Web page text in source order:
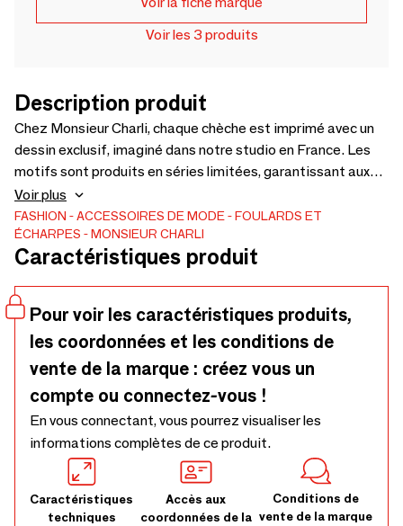
Voir les 3 produits
Description produit
Chez Monsieur Charli, chaque chèche est imprimé avec un
dessin exclusif, imaginé dans notre studio en France. Les
motifs sont produits en séries limitées, garantissant aux
concept stores une offre unique et renouvelée, parfaite
pour séduire une clientèle en quête de pièces originales et
de cadeaux masculins différenciants.
Voir plus
FASHION ACCESSOIRES DE MODE
FOULARDS ET
ÉCHARPES
MONSIEUR CHARLI
Caractéristiques produit
Pour voir les caractéristiques produits,
les coordonnées et les conditions de
vente de la marque : créez vous un
compte ou connectez-vous !
En vous connectant, vous pourrez visualiser les
informations complètes de ce produit.
Caractéristiques
techniques
Accès aux
coordonnées de la
Conditions de
vente de la marque